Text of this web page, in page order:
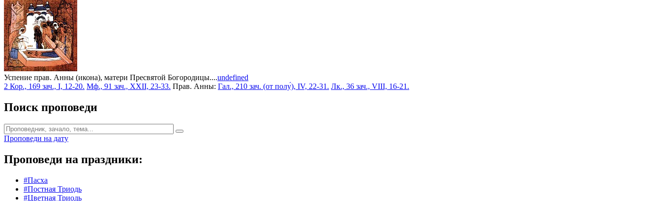
Успение прав. Анны (икона), матери Пресвятой Богородицы....undefined
2 Кор., 169 зач., I, 12-20. Мф., 91 зач., XXII, 23-33. Прав. Анны: Гал., 210 зач. (от полу́), IV, 22-31. Лк., 36 зач., VIII, 16-21.
Поиск проповеди
Проповеди на дату
Проповеди на праздники:
#Пасха
#Постная Триодь
#Цветная Триодь